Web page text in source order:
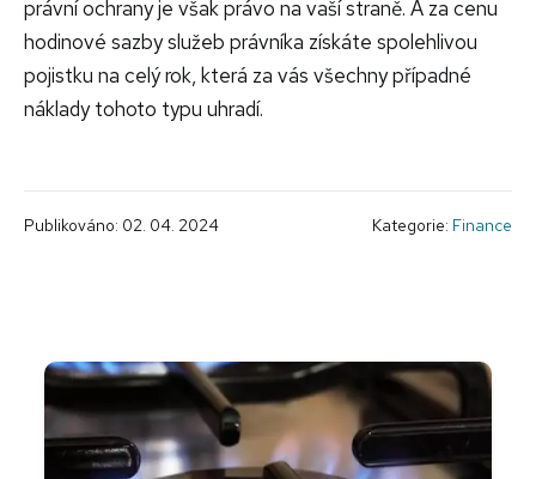
právní ochrany je však právo na vaší straně. A za cenu
hodinové sazby služeb právníka získáte spolehlivou
pojistku na celý rok, která za vás všechny případné
náklady tohoto typu uhradí.
Publikováno: 02. 04. 2024 Kategorie: Finance